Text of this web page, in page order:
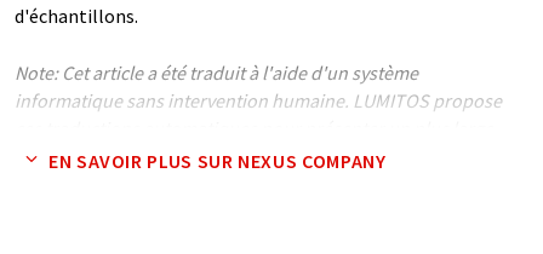
d'échantillons.
Note: Cet article a été traduit à l'aide d'un système
informatique sans intervention humaine. LUMITOS propose
éventail de présentations d'entreprise. Comme cet article a été
EN SAVOIR PLUS SUR NEXUS COMPANY